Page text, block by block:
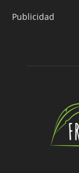
Publicidad